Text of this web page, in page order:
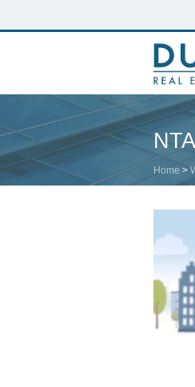
Home >